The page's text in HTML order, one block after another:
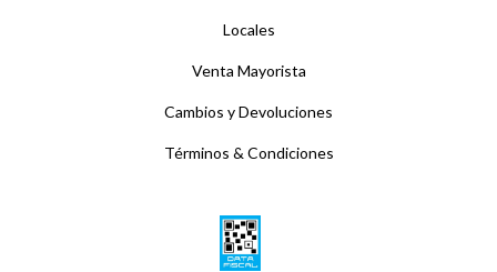
Locales
Venta Mayorista
Cambios y Devoluciones
Términos & Condiciones